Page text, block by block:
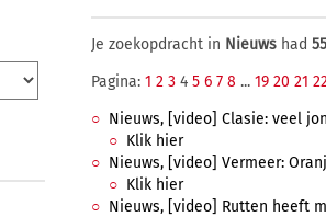
Je zoekopdracht in Nieuws had
Pagina: 1 2 3 4 5 6 7 8 ... 19 20 21
Nieuws, [video] Clasie: veel
Klik hier
Nieuws, [video] Vermeer:
Klik hier
Nieuws, [video] Rutten heeft